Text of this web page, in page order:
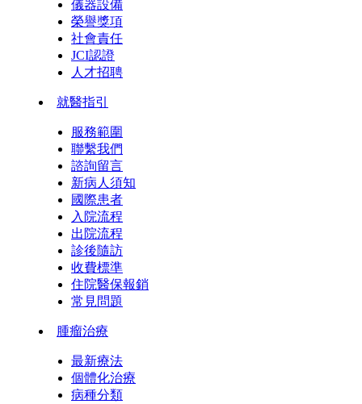
儀器設備
榮譽獎項
社會責任
JCI認證
人才招聘
就醫指引
服務範圍
聯繫我們
諮詢留言
新病人須知
國際患者
入院流程
出院流程
診後隨訪
收費標準
住院醫保報銷
常見問題
腫瘤治療
最新療法
個體化治療
病種分類